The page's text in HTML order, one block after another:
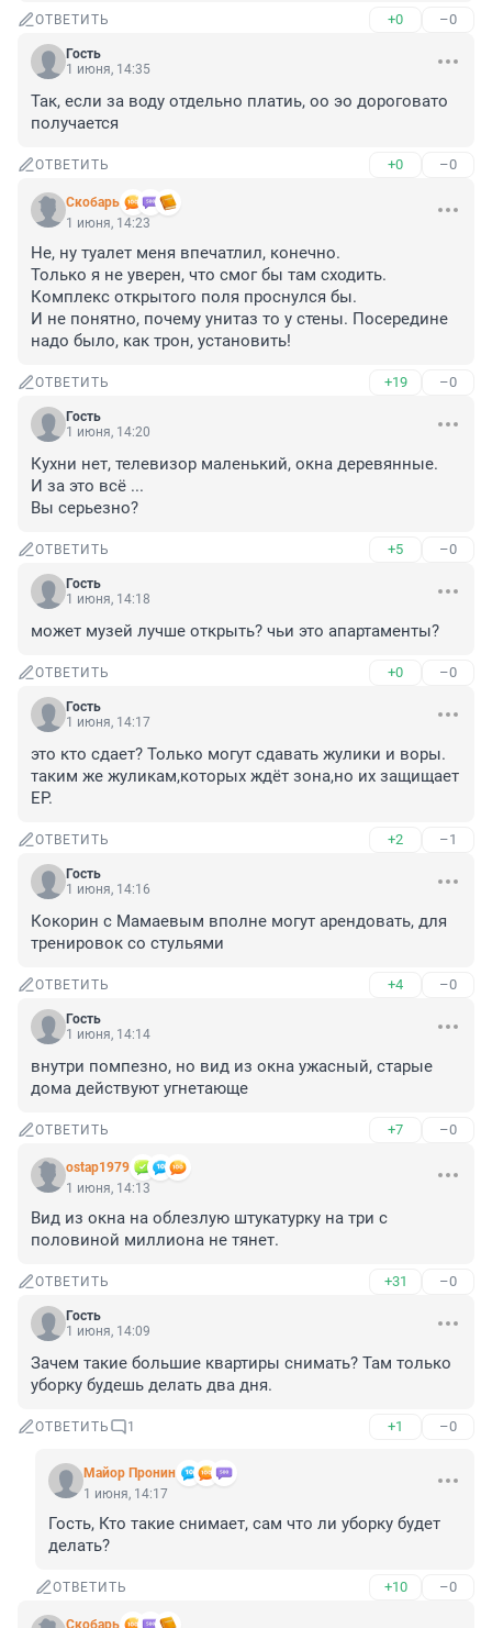
ОТВЕТИТЬ +0 –0
Гость
1 июня, 14:35
Так, если за воду отдельно платиь, оо эо дороговато
получается
ОТВЕТИТЬ +0 –0
Скобарь
1 июня, 14:23
Не, ну туалет меня впечатлил, конечно.
Только я не уверен, что смог бы там сходить.
Комплекс открытого поля проснулся бы.
И не понятно, почему унитаз то у стены. Посередине
надо было, как трон, установить!
ОТВЕТИТЬ +19 –0
Гость
1 июня, 14:20
Кухни нет, телевизор маленький, окна деревянные.
И за это всё ...
Вы серьезно?
ОТВЕТИТЬ +5 –0
Гость
1 июня, 14:18
может музей лучше открыть? чьи это апартаменты?
ОТВЕТИТЬ +0 –0
Гость
1 июня, 14:17
это кто сдает? Только могут сдавать жулики и воры.
таким же жуликам,которых ждёт зона,но их защищает
ЕР.
ОТВЕТИТЬ +2 –1
Гость
1 июня, 14:16
Кокорин с Мамаевым вполне могут арендовать, для
тренировок со стульями
ОТВЕТИТЬ +4 –0
Гость
1 июня, 14:14
внутри помпезно, но вид из окна ужасный, старые
дома действуют угнетающе
ОТВЕТИТЬ +7 –0
ostap1979
1 июня, 14:13
Вид из окна на облезлую штукатурку на три с
половиной миллиона не тянет.
ОТВЕТИТЬ +31 –0
Гость
1 июня, 14:09
Зачем такие большие квартиры снимать? Там только
уборку будешь делать два дня.
ОТВЕТИТЬ 1 +1 –0
Майор Пронин
1 июня, 14:17
Гость, Кто такие снимает, сам что ли уборку будет
делать?
ОТВЕТИТЬ +10 –0
Скобарь